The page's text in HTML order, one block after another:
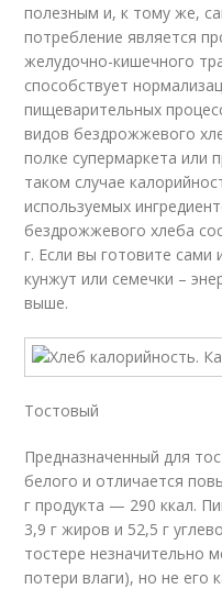
полезным и, к тому же,
потребление является
желудочно-кишечного
способствует
пищеварительных
видов бездрожжевого
полке супермаркета или
таком случае
используемых
бездрожжевого хлеба
г. Если вы готовите сами
кунжут или семечки –
выше.
Тостовый
Предназначенный для
белого и отличается
г продукта — 290 ккал.
3,9 г жиров и 52,5 г
тостере незначительно
потери влаги), но не его